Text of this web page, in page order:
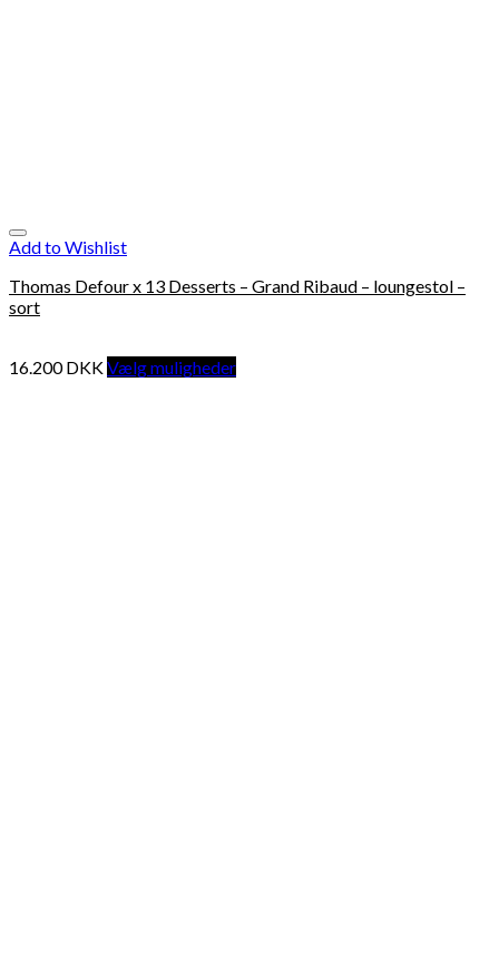
Add to Wishlist
Thomas Defour x 13 Desserts – Grand Ribaud – loungestol –
sort
16.200DKKVælg muligheder